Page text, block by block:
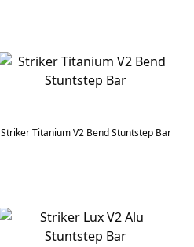
Striker Titanium V2 Bend Stuntstep Bar